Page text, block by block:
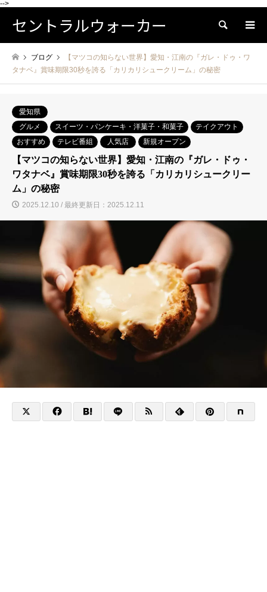
-->
セントラルウォーカー 検索
ブログ
【マツコの知らない世界】愛知・江南の『ガレ・ドゥ・ワ
タナベ』賞味期限30秒を誇る「カリカリシュークリーム」の秘密
愛知県
グルメ
スイーツ・パンケーキ・洋菓子・和菓子
テイクアウト
おすすめ
テレビ番組 人気店 新規オープン
【マツコの知らない世界】愛知・江南の『ガレ・ドゥ・
ワタナベ』賞味期限30秒を誇る「カリカリシュークリー
ム」の秘密
2025.12.10 / 最終更新日：2025.12.11